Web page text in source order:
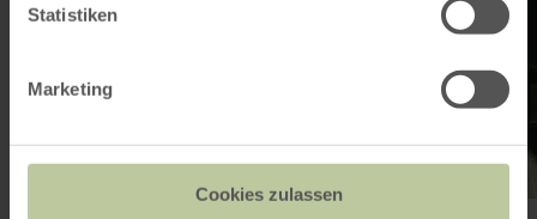
Statistiken
Marketing
Cookies zulassen